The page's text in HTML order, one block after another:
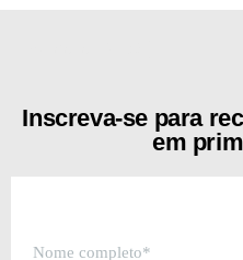
Inscreva-se para
em